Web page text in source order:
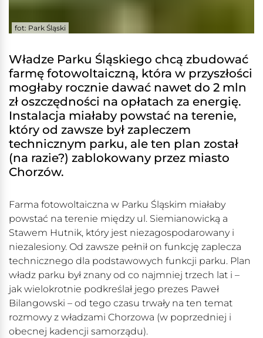
fot: Park Śląski
Władze Parku Śląskiego chcą zbudować
farmę fotowoltaiczną, która w przyszłości
mogłaby rocznie dawać nawet do 2 mln
zł oszczędności na opłatach za energię.
Instalacja miałaby powstać na terenie,
który od zawsze był zapleczem
technicznym parku, ale ten plan został
(na razie?) zablokowany przez miasto
Chorzów.
Farma fotowoltaiczna w Parku Śląskim miałaby
powstać na terenie między ul. Siemianowicką a
Stawem Hutnik, który jest niezagospodarowany i
niezalesiony. Od zawsze pełnił on funkcję zaplecza
technicznego dla podstawowych funkcji parku. Plan
władz parku był znany od co najmniej trzech lat i –
jak wielokrotnie podkreślał jego prezes Paweł
Bilangowski – od tego czasu trwały na ten temat
rozmowy z władzami Chorzowa (w poprzedniej i
obecnej kadencji samorządu).